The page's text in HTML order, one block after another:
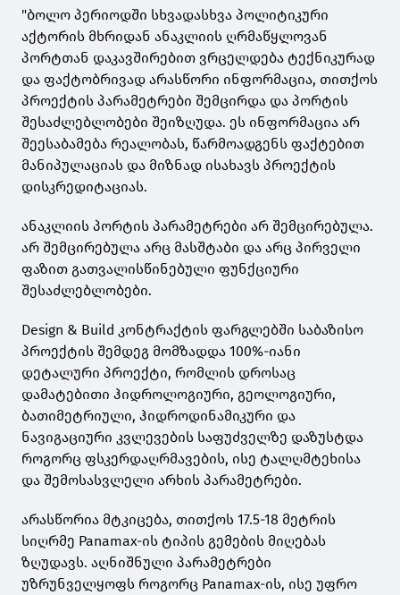
"ბოლო პერიოდში სხვადასხვა პოლიტიკური
აქტორის მხრიდან ანაკლიის ღრმაწყლოვან
პორტთან დაკავშირებით ვრცელდება ტექნიკურად
და ფაქტობრივად არასწორი ინფორმაცია, თითქოს
პროექტის პარამეტრები შემცირდა და პორტის
შესაძლებლობები შეიზღუდა. ეს ინფორმაცია არ
შეესაბამება რეალობას, წარმოადგენს ფაქტებით
მანიპულაციას და მიზნად ისახავს პროექტის
დისკრედიტაციას.
ანაკლიის პორტის პარამეტრები არ შემცირებულა.
არ შემცირებულა არც მასშტაბი და არც პირველი
ფაზით გათვალისწინებული ფუნქციური
შესაძლებლობები.
Design & Build კონტრაქტის ფარგლებში საბაზისო
პროექტის შემდეგ მომზადდა 100%-იანი
დეტალური პროექტი, რომლის დროსაც
დამატებითი ჰიდროლოგიური, გეოლოგიური,
ბათიმეტრიული, ჰიდროდინამიკური და
ნავიგაციური კვლევების საფუძველზე დაზუსტდა
როგორც ფსკერდაღრმავების, ისე ტალღმტეხისა
და შემოსასვლელი არხის პარამეტრები.
არასწორია მტკიცება, თითქოს 17.5-18 მეტრის
სიღრმე Panamax-ის ტიპის გემების მიღებას
ზღუდავს. აღნიშნული პარამეტრები
უზრუნველყოფს როგორც Panamax-ის, ისე უფრო